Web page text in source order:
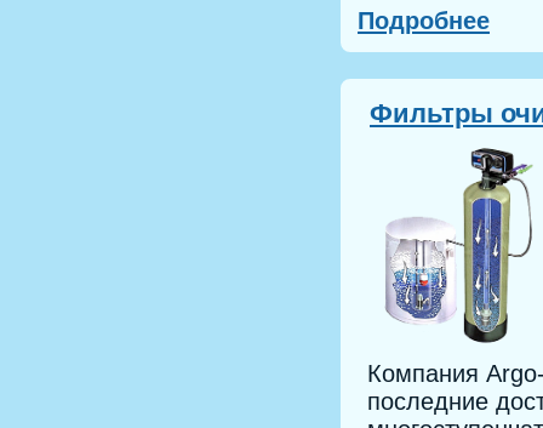
Подробнее
Фильтры
Компания
последние